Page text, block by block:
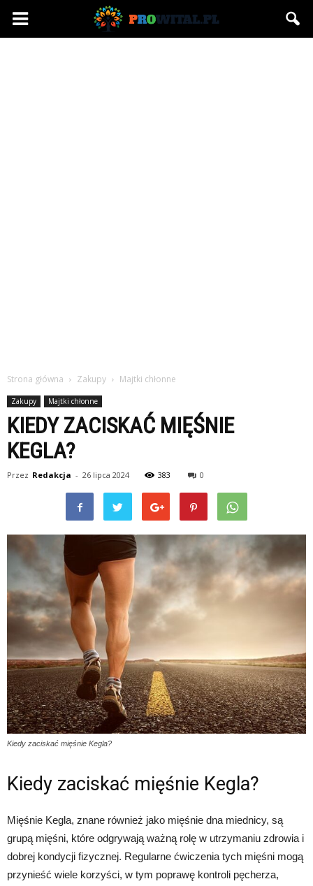
Prowital.pl
Strona główna Zakupy Majtki chłonne
Zakupy Majtki chłonne
KIEDY ZACISKAĆ MIĘŚNIE
KEGLA?
Przez Redakcja - 26 lipca 2024 383 0
Kiedy zaciskać mięśnie Kegla?
Kiedy zaciskać mięśnie Kegla?
Mięśnie Kegla, znane również jako mięśnie dna miednicy, są
grupą mięśni, które odgrywają ważną rolę w utrzymaniu zdrowia i
dobrej kondycji fizycznej. Regularne ćwiczenia tych mięśni mogą
przynieść wiele korzyści, w tym poprawę kontroli pęcherza,